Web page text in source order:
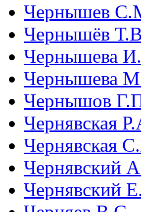
Чернышев
Чернышёв
Чернышева
Чернышева
Чернышов
Чернявская
Чернявская
Чернявский
Чернявский